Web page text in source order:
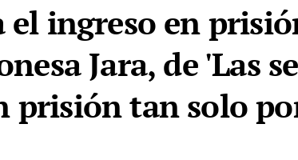
el ingreso en
Jara, de 'Las
prisión tan solo